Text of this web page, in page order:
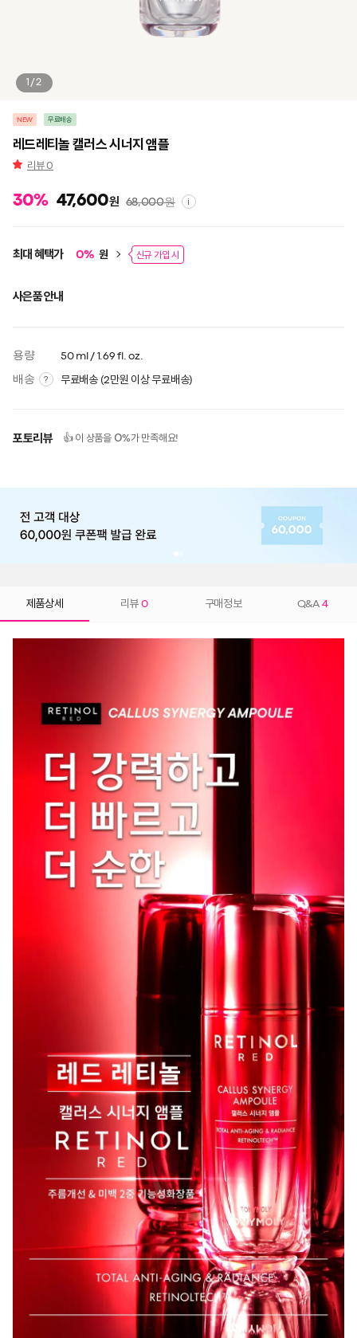
1/2
NEW 무료배송
레드레티놀 캘러스 시너지 앰플
리뷰0
30% 47,600원 68,000원 i
최대 혜택가 0% 원 신규 가입 시
사은품 안내
용량 50 ml / 1.69 fl. oz.
배송 ? 무료배송 (2만원 이상 무료배송)
포토리뷰 👍 이 상품을 0%가 만족해요!
제품상세 리뷰 0 구매정보 Q&A 4